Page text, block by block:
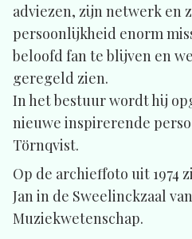
adviezen, zijn netwerk en
persoonlijkheid enorm
beloofd fan te blijven en
geregeld zien.
In het bestuur wordt hij
nieuwe inspirerende
Törnqvist.
Op de archieffoto uit 1974
Jan in de Sweelinckzaal
Muziekwetenschap.